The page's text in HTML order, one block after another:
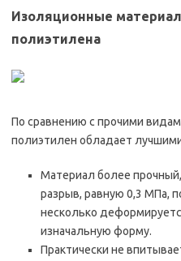
Изоляционные
полиэтилена
По сравнению с прочими
полиэтилен обладает
Материал более
разрыв, равную 0,3 МПа,
несколько
изначальную форму.
Практически не